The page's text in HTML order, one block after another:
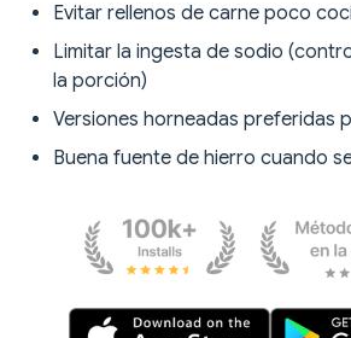
Evitar rellenos de carne poco
Limitar la ingesta de sodio
la porción)
Versiones horneadas preferidas
Buena fuente de hierro cuando